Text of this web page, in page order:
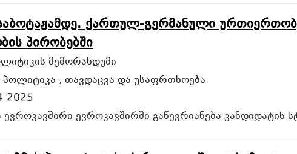
ქართულ-გერმანული
პირობებში
მემორანდუმი
პოლიტიკა , თავდაცვა და უსაფრთხოება
2025
ევროკავშირიევროკავშირში გაწევრიანებაკანდიდატის